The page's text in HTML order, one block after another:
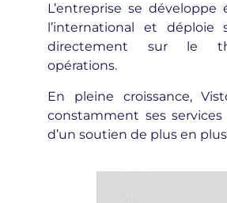
L’entreprise se développe
l’international et déploie
directement sur le
opérations.
En pleine croissance,
constamment ses
d’un soutien de plus en